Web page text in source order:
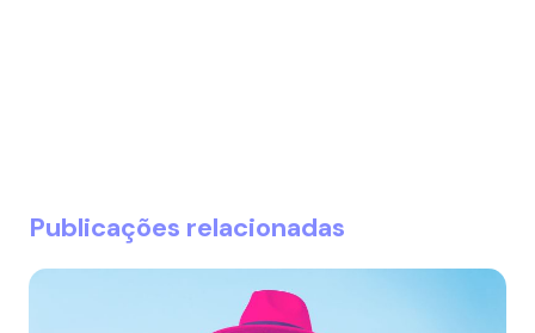
Publicações relacionadas